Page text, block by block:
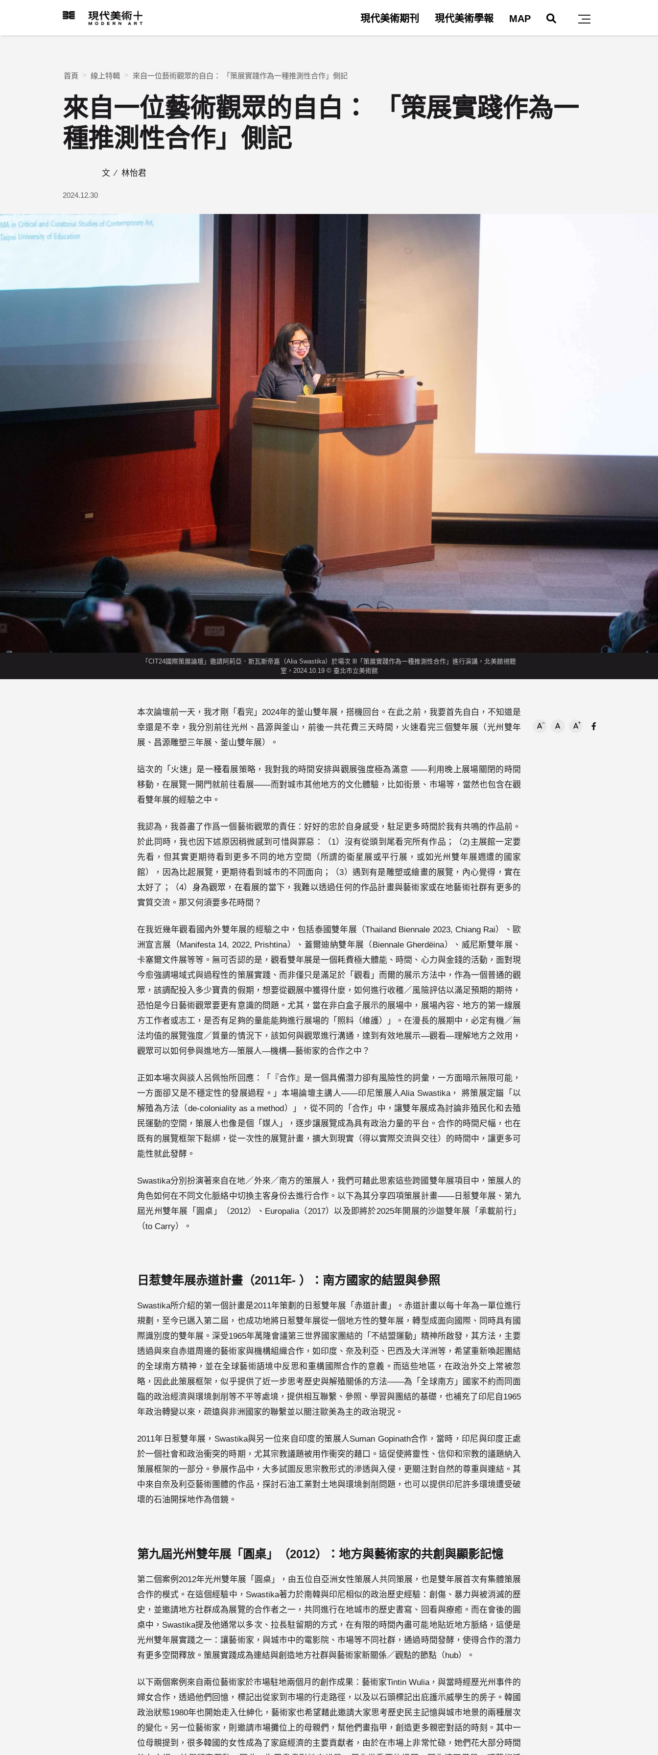
現代美術+Logo
主選單
現代美術期刊 現代美術學報 MAP
首頁 線上特輯 來自一位藝術觀眾的自白： 「策展實踐作為一種推測性合作」側記
來自一位藝術觀眾的自白： 「策展實踐作為一
種推測性合作」側記
文 ∕ 林怡君
2024.12.30
「CIT24國際策展論壇」邀請阿莉亞．斯瓦斯帝嘉（Alia Swastika）於場次 lll「策展實踐作為一種推測性合作」進行演講，北美館視聽
室，2024.10.19 © 臺北市立美術館
文字尺寸縮小
文字尺寸正常文字尺寸增加
Facebook分享
本次論壇前一天，我才剛「看完」2024年的釜山雙年展，搭機回台。在此之前，我要首先自白，不知道是
幸還是不幸，我分別前往光州、昌源與釜山，前後一共花費三天時間，火速看完三個雙年展（光州雙年
展、昌源雕塑三年展、釜山雙年展）。
這次的「火速」是一種看展策略，我對我的時間安排與觀展強度極為滿意 ——利用晚上展場關閉的時間
移動，在展覽一開門就前往看展——而對城市其他地方的文化體驗，比如街景、市場等，當然也包含在觀
看雙年展的經驗之中。
我認為，我善盡了作爲一個藝術觀眾的責任：好好的忠於自身感受，駐足更多時間於我有共鳴的作品前。
於此同時，我也因下述原因稍微感到可惜與罪惡：（1）沒有從頭到尾看完所有作品；（2)主展館一定要
先看，但其實更期待看到更多不同的地方空間（所謂的衛星展或平行展，或如光州雙年展週遭的國家
館），因為比起展覽，更期待看到城市的不同面向；（3）遇到有是雕塑或繪畫的展覽，內心覺得，實在
太好了；（4）身為觀眾，在看展的當下，我難以透過任何的作品計畫與藝術家或在地藝術社群有更多的
實質交流。那又何須要多花時間？
在我近幾年觀看國內外雙年展的經驗之中，包括泰國雙年展（Thailand Biennale 2023, Chiang Rai）、歐
洲宣言展（Manifesta 14, 2022, Prishtina）、蓋爾迪納雙年展（Biennale Gherdëina）、威尼斯雙年展、
卡塞爾文件展等等。無可否認的是，觀看雙年展是一個耗費極大體能、時間、心力與金錢的活動，面對現
今愈強調場域式與過程性的策展實踐、而非僅只是滿足於「觀看」而爾的展示方法中，作為一個普通的觀
眾，該調配投入多少寶貴的假期，想要從觀展中獲得什麼，如何進行收穫／風險評估以滿足預期的期待，
恐怕是今日藝術觀眾要更有意識的問題。尤其，當在非白盒子展示的展場中，展場內容、地方的第一線展
方工作者或志工，是否有足夠的量能能夠進行展場的「照料（維護）」。在漫長的展期中，必定有機／無
法均值的展覽強度／質量的情況下，該如何與觀眾進行溝通，達到有效地展示—觀看—理解地方之效用，
觀眾可以如何參與進地方—策展人—機構—藝術家的合作之中？
正如本場次與談人呂佩怡所回應：「『合作』是一個具備潛力卻有風險性的詞彙，一方面暗示無限可能，
一方面卻又是不穩定性的發展過程。」本場論壇主講人——印尼策展人Alia Swastika， 將策展定錨「以
解殖為方法（de-coloniality as a method）」，從不同的「合作」中，讓雙年展成為討論非殖民化和去殖
民運動的空間，策展人也像是個「媒人」，逐步讓展覽成為具有政治力量的平台。合作的時間尺幅，也在
既有的展覽框架下鬆綁，從一次性的展覽計畫，擴大到現實（得以實際交流與交往）的時間中，讓更多可
能性就此發酵。
Swastika分別扮演著來自在地／外來／南方的策展人，我們可藉此思索這些跨國雙年展項目中，策展人的
角色如何在不同文化脈絡中切換主客身份去進行合作。以下為其分享四項策展計畫——日惹雙年展、第九
屆光州雙年展「圓桌」（2012）、Europalia（2017）以及即將於2025年開展的沙迦雙年展「承載前行」
（to Carry）。
日惹雙年展赤道計畫（2011年- ）：南方國家的結盟與參照
Swastika所介紹的第一個計畫是2011年策劃的日惹雙年展「赤道計畫」。赤道計畫以每十年為一單位進行
規劃，至今已邁入第二屆，也成功地將日惹雙年展從一個地方性的雙年展，轉型成面向國際、同時具有國
際識別度的雙年展。深受1965年萬隆會議第三世界國家團結的「不結盟運動」精神所啟發，其方法，主要
透過與來自赤道周邊的藝術家與機構組織合作，如印度、奈及利亞、巴西及大洋洲等，希望重新喚起團結
的全球南方精神，並在全球藝術語境中反思和重構國際合作的意義。而這些地區，在政治外交上常被忽
略，因此此策展框架，似乎提供了近一步思考歷史與解殖關係的方法——為「全球南方」國家不約而同面
臨的政治經濟與環境剝削等不平等處境，提供相互聯繫、參照、學習與團結的基礎，也補充了印尼自1965
年政治轉變以來，疏遠與非洲國家的聯繫並以關注歐美為主的政治現況。
2011年日惹雙年展，Swastika與另一位來自印度的策展人Suman Gopinath合作，當時，印尼與印度正處
於一個社會和政治衝突的時期，尤其宗教議題被用作衝突的藉口。這促使將靈性、信仰和宗教的議題納入
策展框架的一部分。參展作品中，大多試圖反思宗教形式的滲透與入侵，更關注對自然的尊重與連結。其
中來自奈及利亞藝術團體的作品，探討石油工業對土地與環境剝削問題，也可以提供印尼許多環境遭受破
壞的石油開採地作為借鏡。
第九屆光州雙年展「圓桌」（2012）：地方與藝術家的共創與顯影記憶
第二個案例2012年光州雙年展「圓桌」，由五位自亞洲女性策展人共同策展，也是雙年展首次有集體策展
合作的模式。在這個經驗中，Swastika著力於南韓與印尼相似的政治歷史經驗：創傷、暴力與被消滅的歷
史，並邀請地方社群成為展覽的合作者之一，共同進行在地城市的歷史書寫、回看與療癒。而在會後的圓
桌中，Swastika提及他通常以多次、拉長駐留期的方式，在有限的時間內盡可能地貼近地方脈絡，這便是
光州雙年展實踐之一：讓藝術家，與城市中的電影院、市場等不同社群，通過時間發酵，使得合作的潛力
有更多空間釋放。策展實踐成為連結與創造地方社群與藝術家新關係／觀點的節點（hub）。
以下兩個案例來自兩位藝術家於市場駐地兩個月的創作成果：藝術家Tintin Wulia，與當時經歷光州事件的
婦女合作，透過他們回憶，標記出從家到市場的行走路徑，以及以石頭標記出庇護示威學生的房子。韓國
政治狀態1980年也開始走入仕紳化，藝術家也希望藉此邀請大家思考歷史民主記憶與城市地景的兩種層次
的變化。另一位藝術家，則邀請市場攤位上的母親們，幫他們畫指甲，創造更多親密對話的時刻。其中一
位母親提到，很多韓國的女性成為了家庭經濟的主要貢獻者，由於在市場上非常忙碌，她們花大部分時間